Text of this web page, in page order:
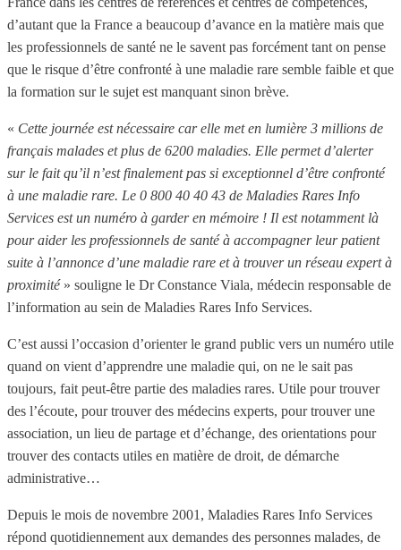
d’autant que la France a beaucoup d’avance en la matière mais que
les professionnels de santé ne le savent pas forcément tant on pense
que le risque d’être confronté à une maladie rare semble faible et que
la formation sur le sujet est manquant sinon brève.
« Cette journée est nécessaire car elle met en lumière 3 millions de
français malades et plus de 6200 maladies. Elle permet d’alerter
sur le fait qu’il n’est finalement pas si exceptionnel d’être confronté
à une maladie rare. Le 0 800 40 40 43 de Maladies Rares Info
Services est un numéro à garder en mémoire ! Il est notamment là
pour aider les professionnels de santé à accompagner leur patient
suite à l’annonce d’une maladie rare et à trouver un réseau expert à
proximité » souligne le Dr Constance Viala, médecin responsable de
l’information au sein de Maladies Rares Info Services.
C’est aussi l’occasion d’orienter le grand public vers un numéro utile
quand on vient d’apprendre une maladie qui, on ne le sait pas
toujours, fait peut-être partie des maladies rares. Utile pour trouver
des l’écoute, pour trouver des médecins experts, pour trouver une
association, un lieu de partage et d’échange, des orientations pour
trouver des contacts utiles en matière de droit, de démarche
administrative…
Depuis le mois de novembre 2001, Maladies Rares Info Services
répond quotidiennement aux demandes des personnes malades, de